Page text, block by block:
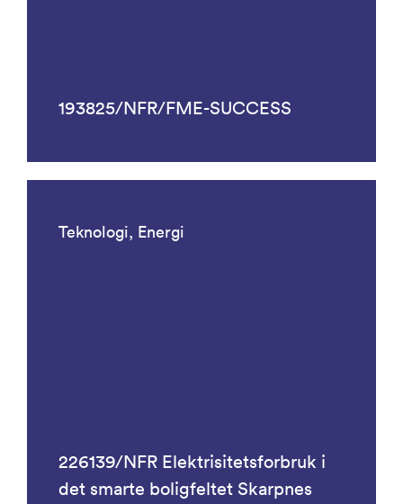
193825/NFR/FME-SUCCESS
Teknologi, Energi
226139/NFR Elektrisitetsforbruk i
det smarte boligfeltet Skarpnes